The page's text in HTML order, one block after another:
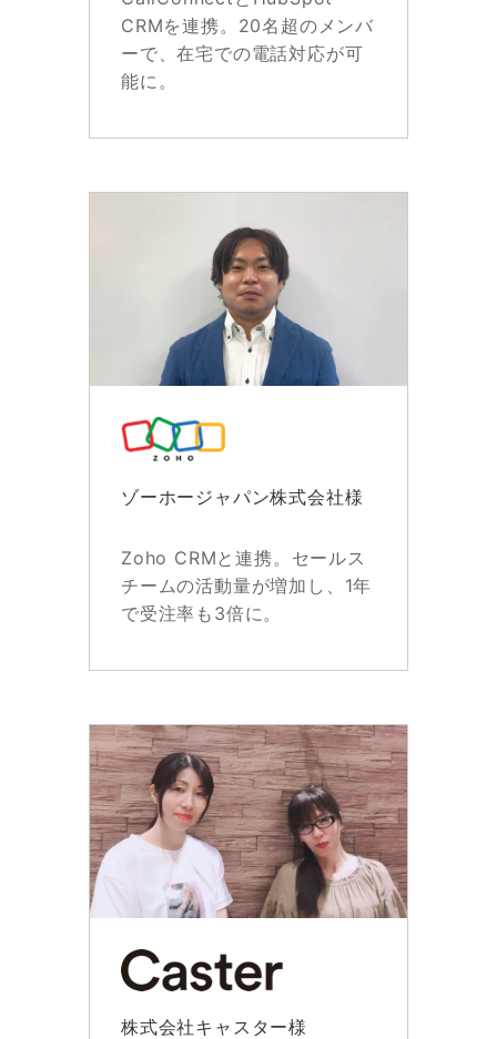
CRMを連携。20名超のメンバ
ーで、在宅での電話対応が可
能に。
ゾーホージャパン株式会社様
Zoho CRMと連携。セールス
チームの活動量が増加し、1年
で受注率も3倍に。
株式会社キャスター様